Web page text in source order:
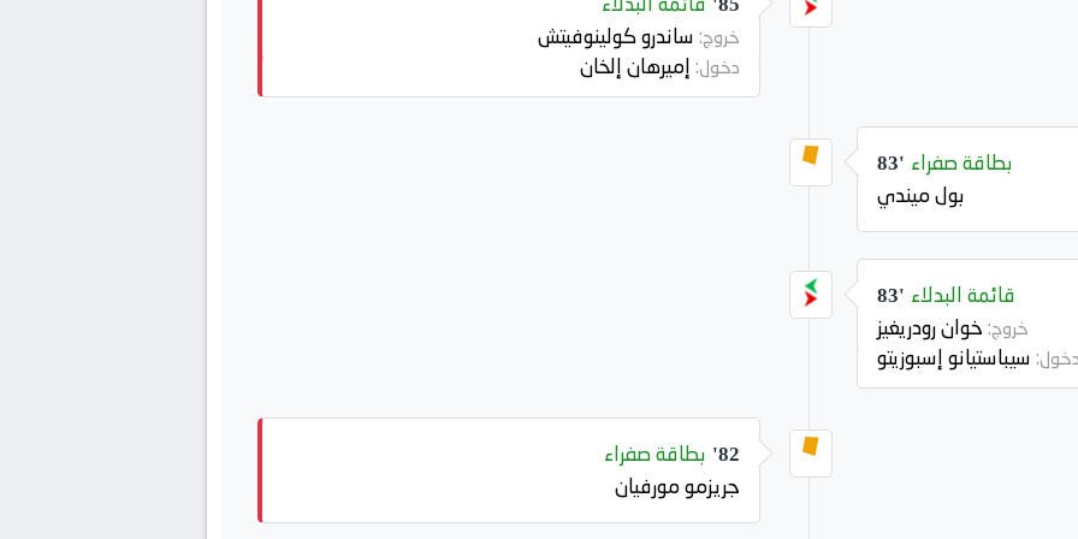
خروج: ساندرو كولينوفيتش
دخول: إميرهان إلخان
83' بطاقة صفراء
بول ميندي
83' قائمة البدلاء
خروج: خوان رودريغيز
سيباستيانو إسبوزيتو
82' بطاقة صفراء
جريزمو مورفيان